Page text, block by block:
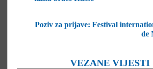
Poziv za prijave: Festival
de
VEZANE VIJESTI